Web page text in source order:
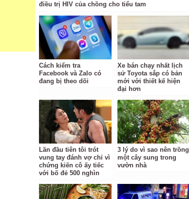
điều trị HIV của chồng cho tiểu tam
Cách kiểm tra
Facebook và Zalo có
đang bị theo dõi
Xe bán chạy nhất lịch
sử Toyota sắp có bản
mới với thiết kế hiện
đại hơn
Lần đầu tiên tôi trót
vung tay đánh vợ chỉ vì
chứng kiến cô ấy tiếc
với bố đẻ 500 nghìn
3 lý do vì sao nên trồng
một cây sung trong
vườn nhà